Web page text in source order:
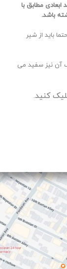
مطابق با
باید از شیر
آن نیز سفید می
کنید.